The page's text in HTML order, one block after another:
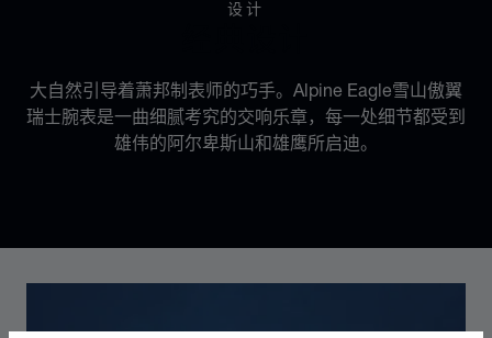
设计
大自然引导着萧邦制表师的巧手。Alpine Eagle雪山傲翼
瑞士腕表是一曲细腻考究的交响乐章，每一处细节都受到
雄伟的阿尔卑斯山和雄鹰所启迪。